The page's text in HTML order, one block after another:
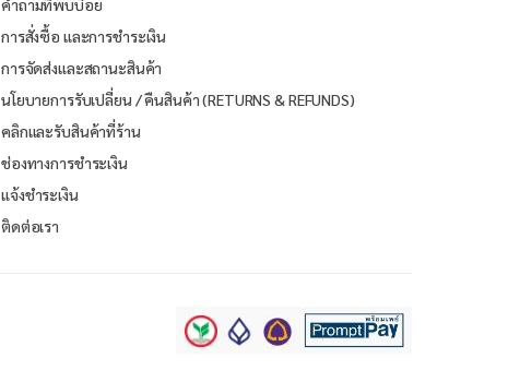
คำถามที่พบบ่อย
การสั่งซื้อ และการชำระเงิน
การจัดส่งและสถานะสินค้า
นโยบายการรับเปลี่ยน / คืนสินค้า (RETURNS & REFUNDS)
คลิกและรับสินค้าที่ร้าน
ช่องทางการชำระเงิน
แจ้งชำระเงิน
ติดต่อเรา